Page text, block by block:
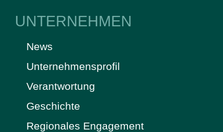
UNTERNEHMEN
News
Unternehmensprofil
Verantwortung
Geschichte
Regionales Engagement